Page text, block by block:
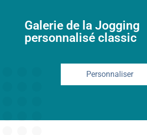
Galerie de la Jogging
personnalisé classic
Personnaliser